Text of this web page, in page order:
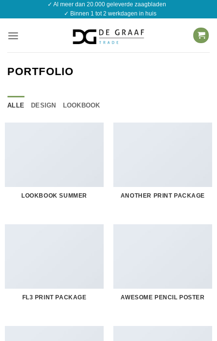
naar
✓ Al meer dan 20.000 geleverde zaagbladen
✓ Binnen 1 tot 2 werkdagen in huis
PORTFOLIO
ALLE DESIGN LOOKBOOK
LOOKBOOK SUMMER ANOTHER PRINT PACKAGE
FL3 PRINT PACKAGE AWESOME PENCIL POSTER